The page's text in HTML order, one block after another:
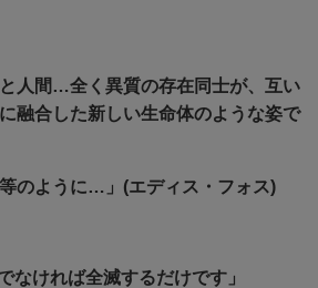
と人間…全く異質の存在同士が、互い
融合した新しい生命体のような姿で
等のように…」(エディス・フォス)
なければ全滅するだけです」